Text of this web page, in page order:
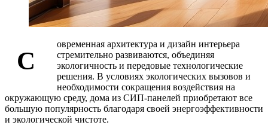
С
овременная архитектура и дизайн интерьера
стремительно развиваются, объединяя
экологичность и передовые технологические
решения. В условиях экологических вызовов и
необходимости сокращения воздействия на
окружающую среду, дома из СИП-панелей приобретают все
большую популярность благодаря своей энергоэффективности
и экологической чистоте.